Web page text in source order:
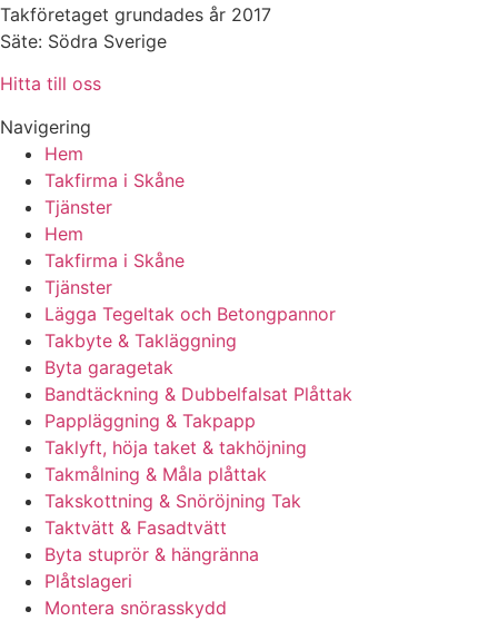
Takföretaget grundades år 2017
Säte: Södra Sverige
Hitta till oss
Navigering
Hem
Takfirma i Skåne
Tjänster
Hem
Takfirma i Skåne
Tjänster
Lägga Tegeltak och Betongpannor
Takbyte & Takläggning
Byta garagetak
Bandtäckning & Dubbelfalsat Plåttak
Pappläggning & Takpapp
Taklyft, höja taket & takhöjning
Takmålning & Måla plåttak
Takskottning & Snöröjning Tak
Taktvätt & Fasadtvätt
Byta stuprör & hängränna
Plåtslageri
Montera snörasskydd